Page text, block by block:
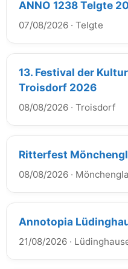
ANNO 1238 Telgte
07/08/2026 · Telgte
13. Festival der
Troisdorf 2026
08/08/2026 · Troisdorf
Ritterfest
08/08/2026 ·
Annotopia
21/08/2026 ·